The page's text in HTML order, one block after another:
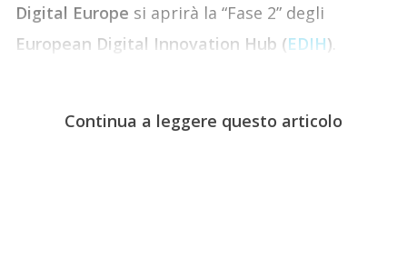
Digital Europe si aprirà la “Fase 2” degli
European Digital Innovation Hub (EDIH).
Continua a leggere questo articolo